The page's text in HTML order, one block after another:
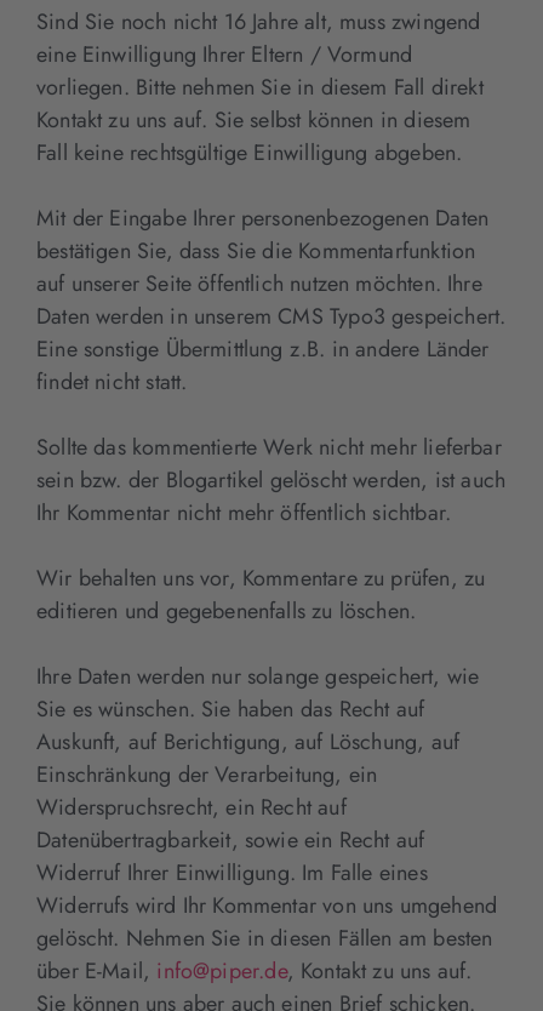
Sind Sie noch nicht 16 Jahre alt, muss zwingend
eine Einwilligung Ihrer Eltern / Vormund
vorliegen. Bitte nehmen Sie in diesem Fall direkt
Kontakt zu uns auf. Sie selbst können in diesem
Fall keine rechtsgültige Einwilligung abgeben.
Mit der Eingabe Ihrer personenbezogenen Daten
bestätigen Sie, dass Sie die Kommentarfunktion
auf unserer Seite öffentlich nutzen möchten. Ihre
Daten werden in unserem CMS Typo3 gespeichert.
Eine sonstige Übermittlung z.B. in andere Länder
findet nicht statt.
Sollte das kommentierte Werk nicht mehr lieferbar
sein bzw. der Blogartikel gelöscht werden, ist auch
Ihr Kommentar nicht mehr öffentlich sichtbar.
Wir behalten uns vor, Kommentare zu prüfen, zu
editieren und gegebenenfalls zu löschen.
Ihre Daten werden nur solange gespeichert, wie
Sie es wünschen. Sie haben das Recht auf
Auskunft, auf Berichtigung, auf Löschung, auf
Einschränkung der Verarbeitung, ein
Widerspruchsrecht, ein Recht auf
Datenübertragbarkeit, sowie ein Recht auf
Widerruf Ihrer Einwilligung. Im Falle eines
Widerrufs wird Ihr Kommentar von uns umgehend
gelöscht. Nehmen Sie in diesen Fällen am besten
über E-Mail, info@piper.de, Kontakt zu uns auf.
Sie können uns aber auch einen Brief schicken.